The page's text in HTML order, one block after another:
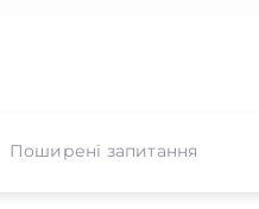
Поширені запитання